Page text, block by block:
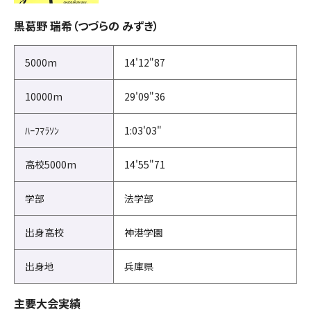
黒葛野 瑞希（つづらの みずき）
5000m 14'12"87
10000m 29'09"36
ﾊｰﾌﾏﾗｿﾝ 1:03'03"
高校5000m 14'55"71
学部 法学部
出身高校 神港学園
出身地 兵庫県
主要大会実績